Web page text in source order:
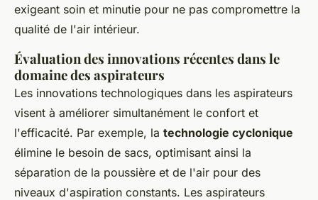
exigeant soin et minutie pour ne pas compromettre la
qualité de l'air intérieur.
Évaluation des innovations récentes dans le
domaine des aspirateurs
Les innovations technologiques dans les aspirateurs
visent à améliorer simultanément le confort et
l'efficacité. Par exemple, la technologie cyclonique
élimine le besoin de sacs, optimisant ainsi la
séparation de la poussière et de l'air pour des
niveaux d'aspiration constants. Les aspirateurs